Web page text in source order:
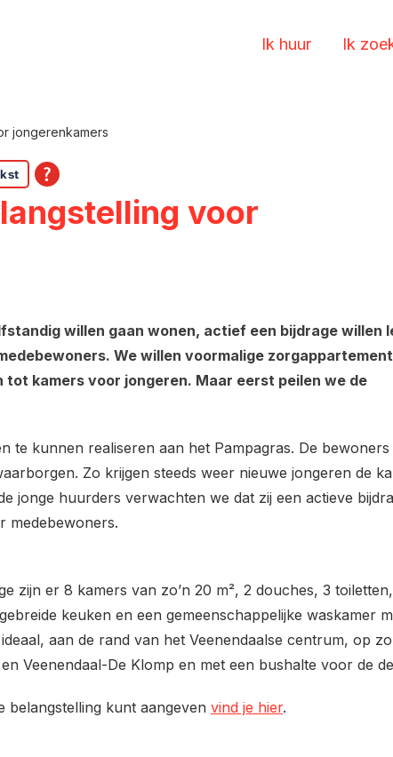
Ik huur Ik
jongerenkamers
voor
willen gaan wonen, actief een bijdrage willen
We willen voormalige
kamers voor jongeren. Maar eerst peilen we de
te kunnen realiseren aan het Pampagras. De bewoners
Zo krijgen steeds weer nieuwe jongeren de
jonge huurders verwachten we dat zij een actieve
medebewoners.
zijn er 8 kamers van zo’n 20 m², 2 douches, 3
keuken en een gemeenschappelijke waskamer
aan de rand van het Veenendaalse centrum, op
Veenendaal-De Klomp en met een bushalte voor de
belangstelling kunt aangeven vind je hier.